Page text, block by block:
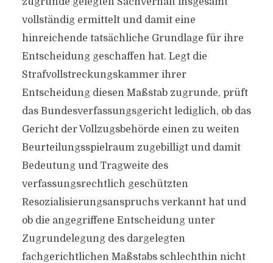
vollständig ermittelt und damit eine
hinreichende tatsächliche Grundlage für ihre
Entscheidung geschaffen hat. Legt die
Strafvollstreckungskammer ihrer
Entscheidung diesen Maßstab zugrunde, prüft
das Bundesverfassungsgericht lediglich, ob das
Gericht der Vollzugsbehörde einen zu weiten
Beurteilungsspielraum zugebilligt und damit
Bedeutung und Tragweite des
verfassungsrechtlich geschützten
Resozialisierungsanspruchs verkannt hat und
ob die angegriffene Entscheidung unter
Zugrundelegung des dargelegten
fachgerichtlichen Maßstabs schlechthin nicht